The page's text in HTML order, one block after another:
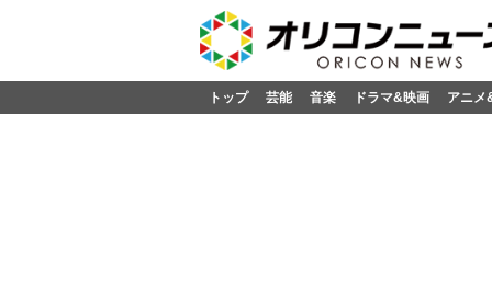
トップ 芸能 音楽 ドラマ&映画 アニメ